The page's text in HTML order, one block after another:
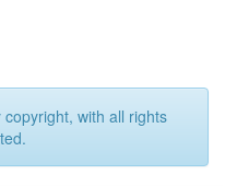
with all rights